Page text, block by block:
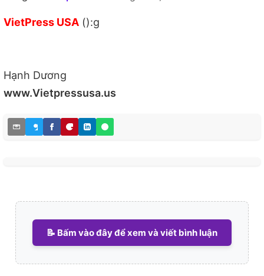
VietPress USA ():g
Hạnh Dương
www.Vietpressusa.us
📝 Bấm vào đây để xem và viết bình luận